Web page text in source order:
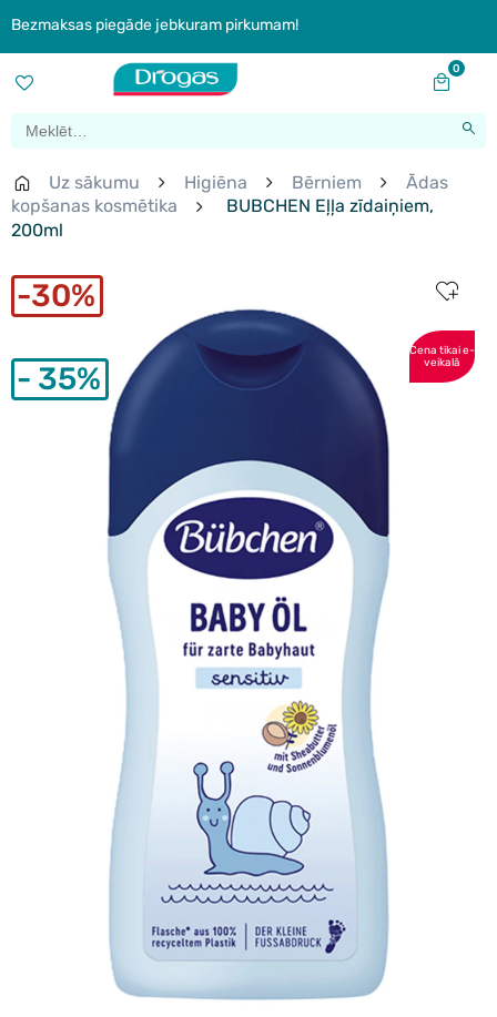
Bezmaksas piegāde jebkuram pirkumam!
0
Uz sākumu Higiēna Bērniem
Ādas
kopšanas kosmētika
BUBCHEN Eļļa zīdaiņiem,
200ml
30%
35%
Cena tikai e-
veikalā